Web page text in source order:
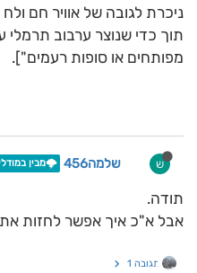
ניכרת לגובה של אוויר חם
תוך כדי שנוצר ערבוב תרמלי
מפותחים או סופות רעמים"].
ש שלמה456 🌩️מבין
תודה.
אבל א"כ איך אפשר לחזות
תגובה 1